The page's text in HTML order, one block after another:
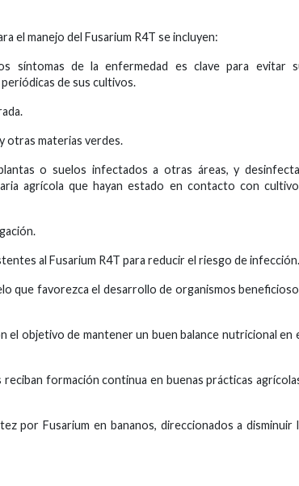
el manejo del Fusarium R4T se incluyen:
síntomas de la enfermedad es clave para evitar
de sus cultivos.
otras materias verdes.
o suelos infectados a otras áreas, y
agrícola que hayan estado en contacto con
al Fusarium R4T para reducir el riesgo de infección.
que favorezca el desarrollo de organismos
el objetivo de mantener un buen balance nutricional en
formación continua en buenas prácticas
por Fusarium en bananos, direccionados a disminuir